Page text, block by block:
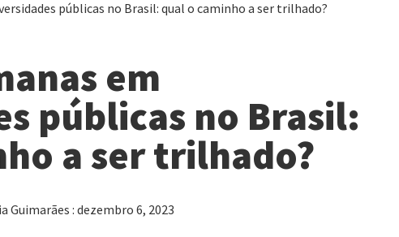
públicas no Brasil: qual o caminho a ser trilhado?
em
públicas no Brasil:
a ser trilhado?
Guimarães : dezembro 6, 2023